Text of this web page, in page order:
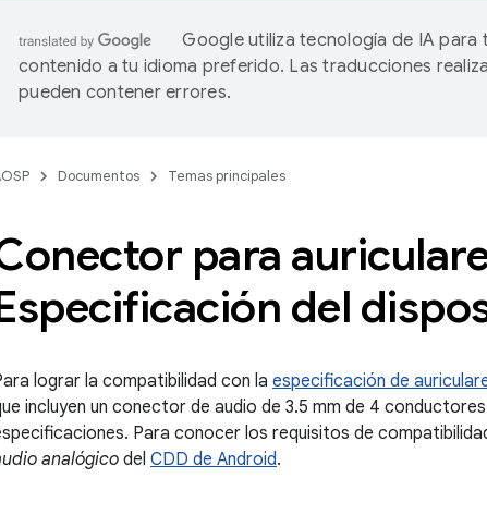
Google utiliza tecnología de IA para
contenido a tu idioma preferido. Las traducciones
pueden contener errores.
Documentos Temas principales
para
del
lograr la compatibilidad con la especificación de
incluyen un conector de audio de 3.5 mm de 4
Para conocer los requisitos de
analógicodel CDD de Android.